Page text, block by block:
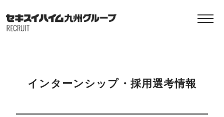
インターンシップ・採用選考情報